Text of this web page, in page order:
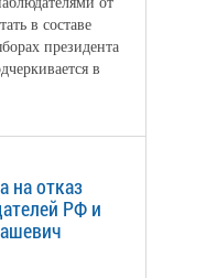
в составе
президента
в
на отказ
РФ и